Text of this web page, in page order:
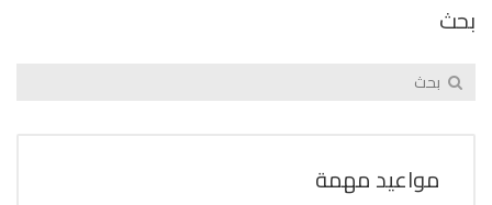
بحث
مواعيد مهمة